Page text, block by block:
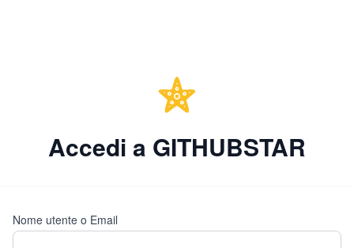
Accedi a GITHUBSTAR
Nome utente o Email